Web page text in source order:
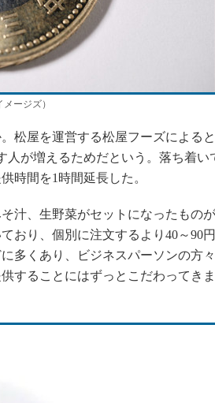
ージズ）
松屋を運営する松屋フーズによる
人が増えるためだという。落ち着い
時間を1時間延長した。
汁、生野菜がセットになったもの
おり、個別に注文するより40～90円
多くあり、ビジネスパーソンの方
することにはずっとこだわってき